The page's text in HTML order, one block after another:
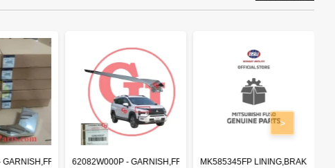
BUMPER SIDE
62082W000P - GARNISH,FR BUMPER SIDEMK585345FP LINING,BRAKE
>